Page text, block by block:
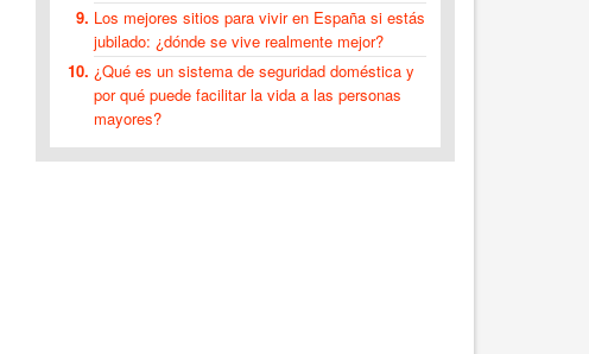
Los mejores sitios para vivir en España si estás
jubilado: ¿dónde se vive realmente mejor?
¿Qué es un sistema de seguridad doméstica y
por qué puede facilitar la vida a las personas
mayores?